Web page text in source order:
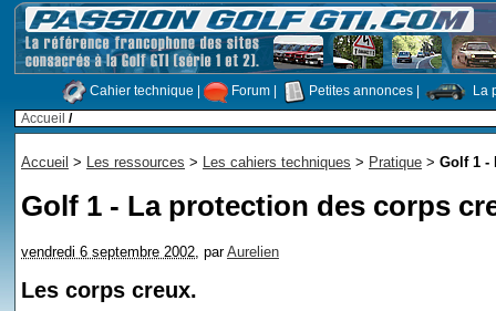
Cahier technique Forum Petites annonces
La
Accueil /
Accueil > Les ressources > Les cahiers techniques > Pratique > Golf 1 -
Golf 1 - La protection des corps
vendredi 6 septembre 2002 parAurelien
Les corps creux.